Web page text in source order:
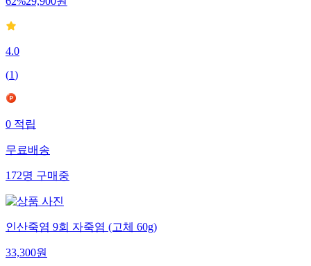
62%29,900원
4.0
(1)
0적립
무료배송
172명구매중
인산죽염 9회 자죽염 (고체 60g)
33,300원